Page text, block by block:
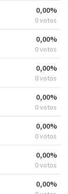
0,00%
0 votos
0,00%
0 votos
0,00%
0 votos
0,00%
0 votos
0,00%
0 votos
0,00%
0 votos
0,00%